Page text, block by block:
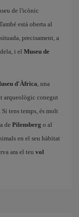
de l'icònic
està oberta al
precisament, a
i el Museu de
d'Àfrica, una
arqueològic conegut
Si tens temps, és molt
de Pilensberg o al
en el seu hàbitat
ara el teu vol